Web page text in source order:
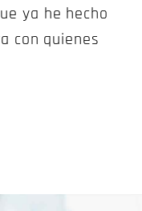
ya he hecho
con quienes